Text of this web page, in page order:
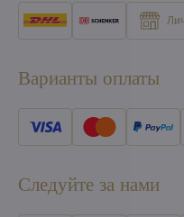
Варианты оплаты
Следуйте за нами